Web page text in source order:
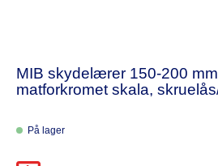
MIB skydelærer 150-200
matforkromet skala,
På lager